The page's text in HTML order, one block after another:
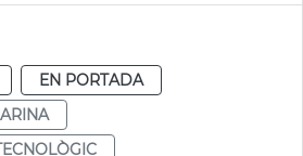
EN PORTADA